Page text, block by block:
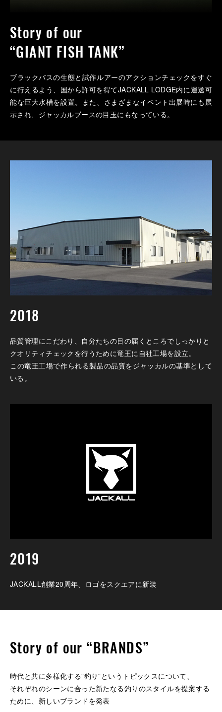
Story of our
“GIANT FISH TANK”
ブラックバスの生態と試作ルアーのアクションチェックをすぐ
に行えるよう、国から許可を得てJACKALL LODGE内に運送可
能な巨大水槽を設置。また、さまざまなイベント出展時にも展
示され、ジャッカルブースの目玉にもなっている。
2018
品質管理にこだわり、自分たちの目の届くところでしっかりと
クオリティチェックを行うために竜王に自社工場を設立。
この竜王工場で作られる製品の品質をジャッカルの基準として
いる。
2019
JACKALL創業20周年、ロゴをスクエアに新装
Story of our “BRANDS”
時代と共に多様化する”釣り”というトピックスについて、
それぞれのシーンに合った新たなる釣りのスタイルを提案する
ために、新しいブランドを発表